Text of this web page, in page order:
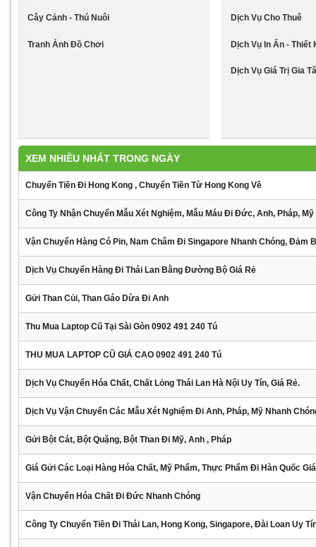
Cây Cảnh - Thú Nuôi
Tranh Ảnh Đồ Chơi
Dịch Vụ Cho Thuê
Dịch Vụ In Ấn - Thiết
Dịch Vụ Giá Trị Gia
XEM NHIỀU NHẤT TRONG NGÀY
Chuyển Tiền Đi Hong Kong , Chuyển Tiền Từ Hong Kong Về
Công Ty Nhận Chuyển Mẫu Xét Nghiệm, Mẫu Máu Đi Đức, Anh, Pháp, Mỹ
Vận Chuyển Hàng Có Pin, Nam Châm Đi Singapore Nhanh Chóng, Đảm
Dịch Vụ Chuyển Hàng Đi Thái Lan Bằng Đường Bộ Giá Rẻ
Gửi Than Củi, Than Gáo Dừa Đi Anh
Thu Mua Laptop Cũ Tại Sài Gòn 0902 491 240 Tú
THU MUA LAPTOP CŨ GIÁ CAO 0902 491 240 Tú
Dịch Vụ Chuyển Hóa Chất, Chất Lỏng Thái Lan Hà Nội Uy Tín, Giá Rẻ.
Dịch Vụ Vận Chuyển Các Mẫu Xét Nghiệm Đi Anh, Pháp, Mỹ Nhanh
Gửi Bột Cát, Bột Quặng, Bột Than Đi Mỹ, Anh , Pháp
Giá Gửi Các Loại Hàng Hóa Chất, Mỹ Phẩm, Thực Phẩm Đi Hàn Quốc
Vận Chuyển Hóa Chất Đi Đức Nhanh Chóng
Công Ty Chuyển Tiền Đi Thái Lan, Hong Kong, Singapore, Đài Loan Uy